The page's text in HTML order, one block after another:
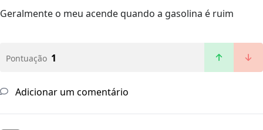
Geralmente o meu acende quando a gasolina é ruim
Pontuação 1
Adicionar um comentário